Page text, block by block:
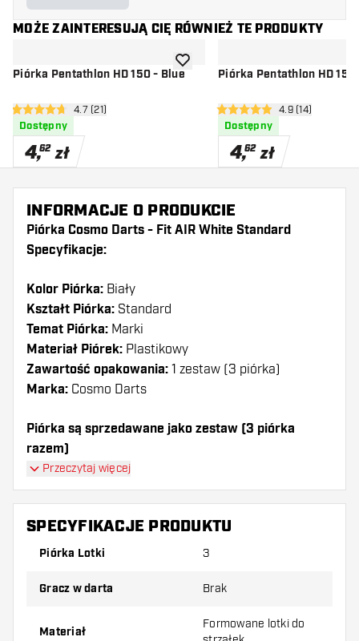
MOŻE ZAINTERESUJĄ CIĘ RÓWNIEŻ TE PRODUKTY
Piórka Pentathlon HD 150 - Blue
otwórz panel recenzji
4.7 gwiazdki oceny
4.7 (21)
Dostępny
4,62 zł
dodaj do listy życzeń
Piórka Pentathlon HD 150
otwórz panel
4.9 gwiazdki oceny
4.9 (14)
Dostępny
4,62 zł
INFORMACJE O PRODUKCIE
Piórka Cosmo Darts - Fit AIR White Standard
Specyfikacje:
Kolor Piórka: Biały
Kształt Piórka: Standard
Temat Piórka: Marki
Materiał Piórek: Plastikowy
Zawartość opakowania: 1 zestaw (3 piórka)
Marka: Cosmo Darts
Piórka są sprzedawane jako zestaw (3 piórka
razem)
Piórka Cosmo Darts - Fit AIR White Standard mają
długą żywotność. Te piórka mogą być używane tylko
z shafty Cosmo Fit.
Dartshopper tip!
Upewnij się, że masz pod ręką dużo piórek i
złamane w wyniku użytkowania.
Przeczytaj więcej
SPECYFIKACJE PRODUKTU
Piórka Lotki 3
Gracz w darta Brak
Materiał
Formowane lotki do